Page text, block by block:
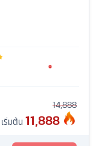
14,888
เริ่มต้น 11,888